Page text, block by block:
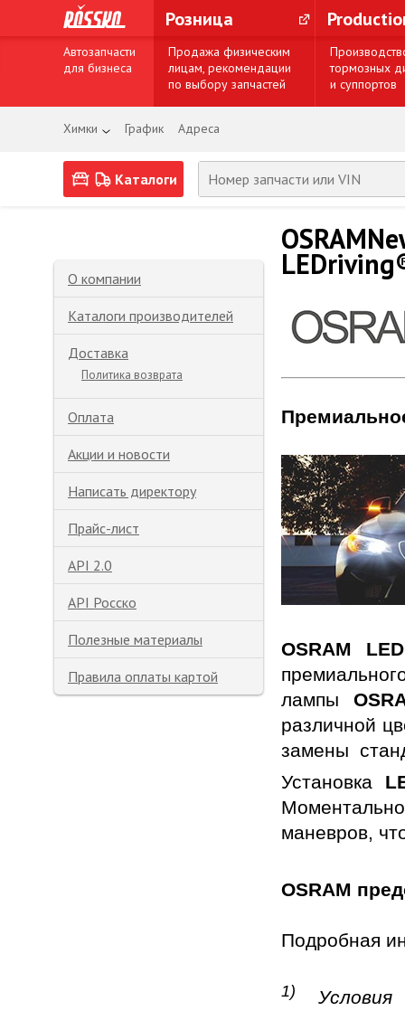
Розница
Автозапчасти
для бизнеса
Продажа физическим
лицам, рекомендации
по выбору запчастей
тормозных
и суппортов
Химки График Адреса
Каталоги
О компании
Каталоги производителей
Доставка
Политика возврата
Оплата
Акции и новости
Написать директору
Прайс-лист
API 2.0
API Росско
Полезные материалы
Правила оплаты картой
OSRAM
лампы
различной
замены
Установка
маневров,
OSRAM
Подробная
1)